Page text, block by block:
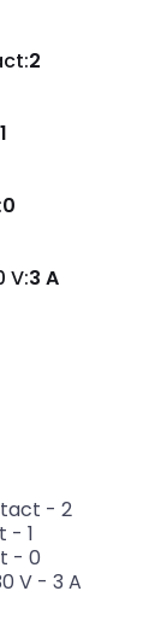
:2
1
:0
V:3 A
- 2
- 1
- 0
V- 3 A